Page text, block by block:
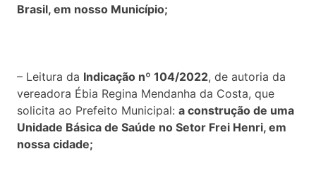
Brasil, em nosso Município;
– Leitura da Indicação nº 104/2022, de autoria da
vereadora Ébia Regina Mendanha da Costa, que
solicita ao Prefeito Municipal: a construção de uma
Unidade Básica de Saúde no Setor Frei Henri, em
nossa cidade;